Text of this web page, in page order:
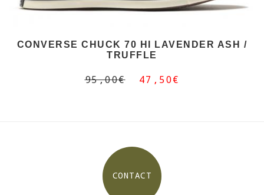
CONVERSE CHUCK 70 HI LAVENDER ASH /
TRUFFLE
95,00€ 47,50€
CONTACT